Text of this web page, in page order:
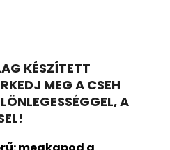
KÉSZÍTETT
MEG A CSEH
A